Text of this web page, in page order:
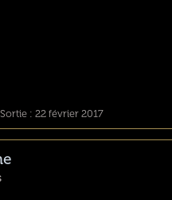
: 22 février 2017